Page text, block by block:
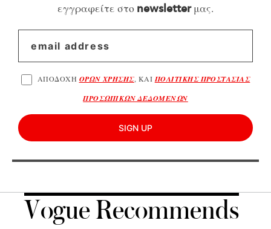
εγγραφείτε στο newsletterμας.
ΑΠΟΔΟΧΗ ΟΡΩΝ ΧΡΗΣΗΣ, ΚΑΙΠΟΛΙΤΙΚΗΣ ΠΡΟΣΤΑΣΙΑΣ
ΠΡΟΣΩΠΙΚΩΝ ΔΕΔΟΜΕΝΩΝ
SIGN UP
Vogue Recommends